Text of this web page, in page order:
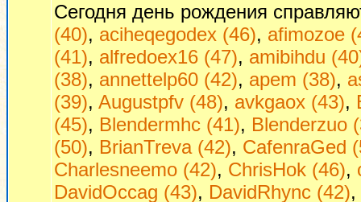
Сегодня день рождения
(40), aciheqegodex (46), afimozoe
(41), alfredoex16 (47), amibihdu
(38), annettelp60 (42), apem (38),
(39), Augustpfv (48), avkgaox (43),
(45), Blendermhc (41), Blenderzuo
(50), BrianTreva (42), CafenraGed
Charlesneemo (42), ChrisHok (46),
DavidOccag (43), DavidRhync (42),